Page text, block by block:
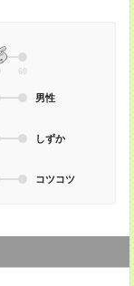
60
男性
しずか
コツコツ